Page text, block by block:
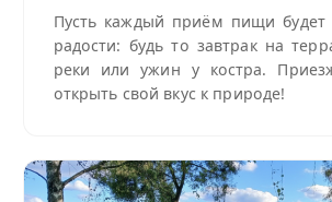
Пусть каждый приём пищи будет
радости: будь то завтрак на
реки или ужин у костра.
открыть свой вкус к природе!